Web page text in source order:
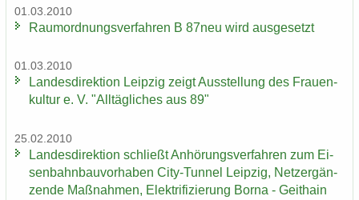
01.03.2010
Raum­ord­nungs­ver­fah­ren B 87neu wird aus­ge­setzt
01.03.2010
Lan­des­di­rek­ti­on Leip­zig zeigt Aus­stel­lung des Frau­en­
kul­tur e. V. "All­täg­li­ches aus 89"
25.02.2010
Lan­des­di­rek­ti­on schließt An­hö­rungs­ver­fah­ren zum Ei­
sen­bahn­bau­vor­ha­ben City-​Tunnel Leip­zig, Netz­er­gän­
zen­de Maß­nah­men, Elek­tri­fi­zie­rung Borna - Geit­hain